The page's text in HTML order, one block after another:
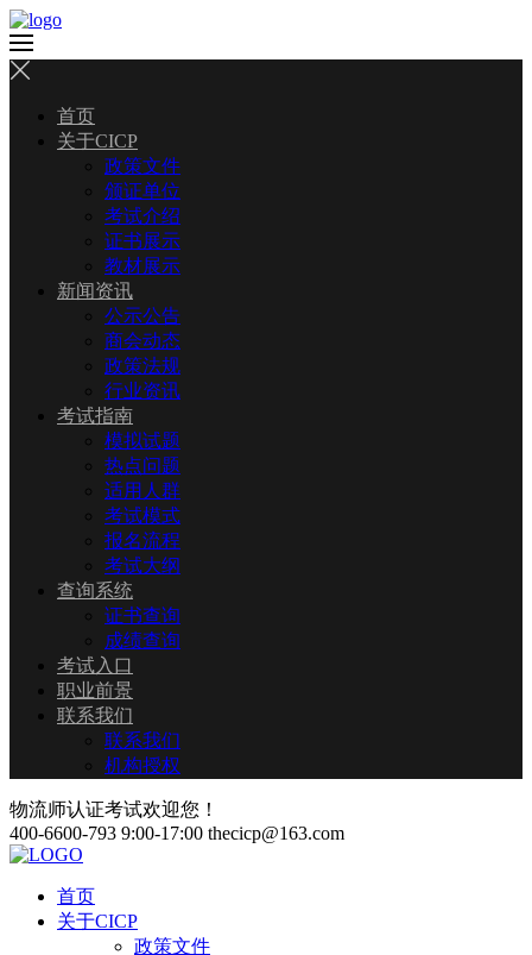
首页
关于CICP
政策文件
颁证单位
考试介绍
证书展示
教材展示
新闻资讯
公示公告
商会动态
政策法规
行业资讯
考试指南
模拟试题
热点问题
适用人群
考试模式
报名流程
考试大纲
查询系统
证书查询
成绩查询
考试入口
职业前景
联系我们
联系我们
机构授权
物流师认证考试欢迎您！
400-6600-793 9:00-17:00 thecicp@163.com
首页
关于CICP
政策文件